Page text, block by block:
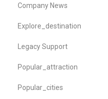
Company News
Explore_destination
Legacy Support
Popular_attraction
Popular_cities